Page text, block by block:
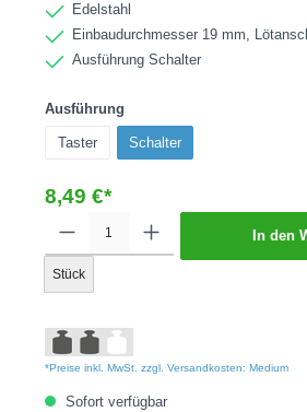
Edelstahl
Einbaudurchmesser 19 mm,
Ausführung Schalter
Ausführung
Taster Schalter
8,49 €*
Stück
In den
*Preise inkl. MwSt. zzgl. Versandkosten: Medium
Sofort verfügbar